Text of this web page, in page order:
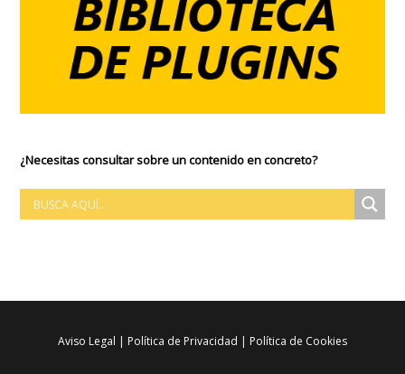
¿Necesitas consultar sobre un contenido en concreto?
Aviso Legal | Política de Privacidad | Política de Cookies